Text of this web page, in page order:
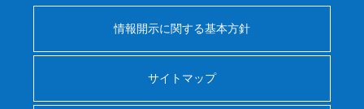
情報開示に関する基本方針
サイトマップ